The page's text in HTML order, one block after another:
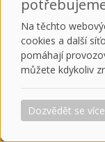
Přečíst článek ...
Na těchto
cookies a další
pomáhají
můžete kdykoliv
Dozvědět se